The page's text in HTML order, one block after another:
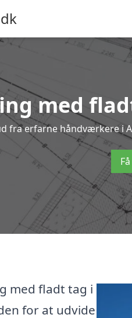
med
fra erfarne håndværkere i
med fladt tag i
for at udvide